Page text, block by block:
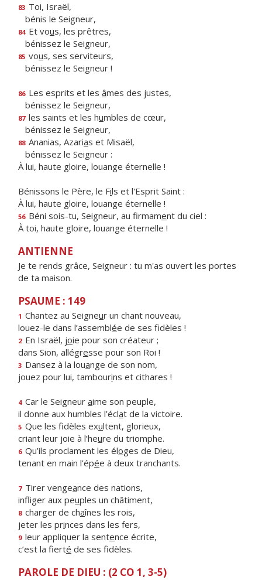
83 Toi, Israël,
bénis le Seigneur,
84 Et vous, les prêtres,
bénissez le Seigneur,
85 vous, ses serviteurs,
bénissez le Seigneur !
86 Les esprits et les âmes des justes,
bénissez le Seigneur,
87 les saints et les humbles de cœur,
bénissez le Seigneur,
88 Ananias, Azarias et Misaël,
bénissez le Seigneur :
À lui, haute gloire, louange éternelle !
Bénissons le Père, le Fils et l'Esprit Saint :
À lui, haute gloire, louange éternelle !
56 Béni sois-tu, Seigneur, au firmament du ciel :
À toi, haute gloire, louange éternelle !
ANTIENNE
Je te rends grâce, Seigneur : tu m'as ouvert les portes
de ta maison.
PSAUME : 149
1 Chantez au Seigneur un chant nouveau,
louez-le dans l’assemblée de ses fidèles !
2 En Israël, joie pour son créateur ;
dans Sion, allégresse pour son Roi !
3 Dansez à la louange de son nom,
jouez pour lui, tambourins et cithares !
4 Car le Seigneur aime son peuple,
il donne aux humbles l’éclat de la victoire.
5 Que les fidèles exultent, glorieux,
criant leur joie à l’heure du triomphe.
6 Qu’ils proclament les éloges de Dieu,
tenant en main l’épée à deux tranchants.
7 Tirer vengeance des nations,
infliger aux peuples un châtiment,
8 charger de chaînes les rois,
jeter les princes dans les fers,
9 leur appliquer la sentence écrite,
c’est la fierté de ses fidèles.
PAROLE DE DIEU : (2 CO 1, 3-5)